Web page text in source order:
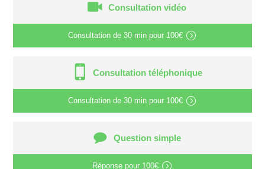
Consultation vidéo
Consultation de 30 min pour 100€
Consultation téléphonique
Consultation de 30 min pour 100€
Question simple
Réponse pour 100€